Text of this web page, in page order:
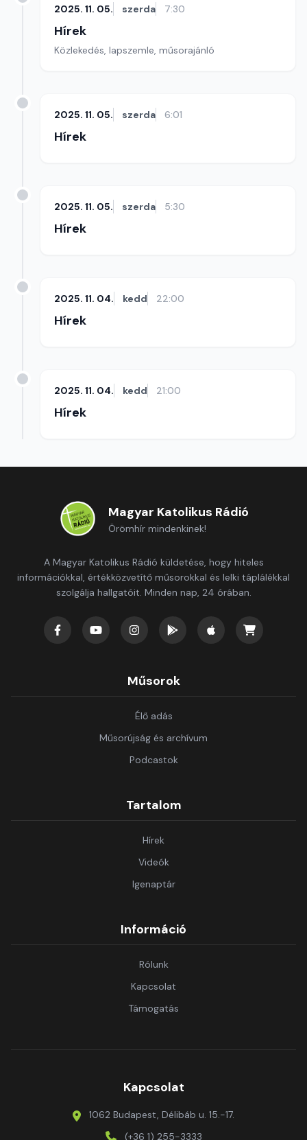
2025. 11. 05. szerda 7:30
Hírek
Közlekedés, lapszemle, műsorajánló
2025. 11. 05. szerda 6:01
Hírek
2025. 11. 05. szerda 5:30
Hírek
2025. 11. 04. kedd 22:00
Hírek
2025. 11. 04. kedd 21:00
Hírek
Magyar Katolikus Rádió
Örömhír mindenkinek!
A Magyar Katolikus Rádió küldetése, hogy hiteles
információkkal, értékközvetítő műsorokkal és lelki táplálékkal
szolgálja hallgatóit. Minden nap, 24 órában.
Műsorok
Élő adás
Műsorújság és archívum
Podcastok
Tartalom
Hírek
Videók
Igenaptár
Információ
Rólunk
Kapcsolat
Támogatás
Kapcsolat
1062 Budapest, Délibáb u. 15.-17.
(+36 1) 255-3333